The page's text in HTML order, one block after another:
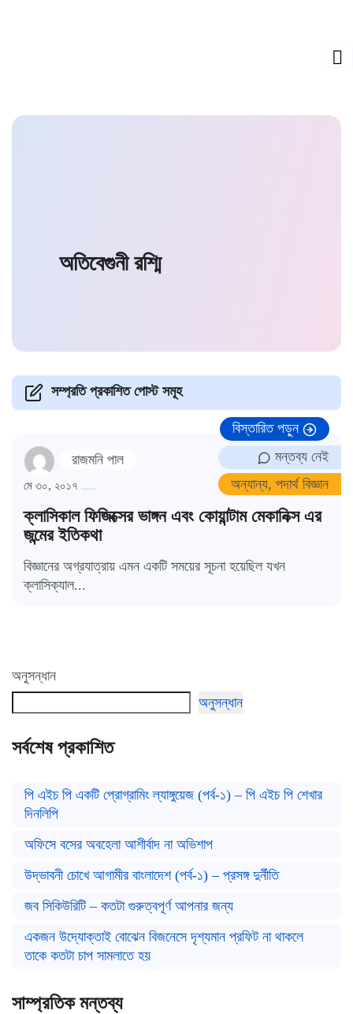
অতিবেগুনী রশ্মি
সম্প্রতি প্রকাশিত পোস্ট সমূহ
রাজমনি পাল
মন্তব্য নেই
অন্যান্য, পদার্থ বিজ্ঞান
বিস্তারিত পড়ুন
মে ৩০, ২০১৭
ক্লাসিকাল ফিজিক্সের ভাঙ্গন এবং কোয়ান্টাম মেকানিক্স এর
জন্মের ইতিকথা
বিজ্ঞানের অগ্রযাত্রায় এমন একটি সময়ের সূচনা হয়েছিল যখন
ক্লাসিক্যাল...
অনুসন্ধান
অনুসন্ধান
সর্বশেষ প্রকাশিত
পি এইচ পি একটি প্রোগ্রামিং ল্যাঙ্গুয়েজ (পর্ব-১) – পি এইচ পি শেখার
দিনলিপি
অফিসে বসের অবহেলা আশীর্বাদ না অভিশাপ
উদ্ভাবনী চোখে আগামীর বাংলাদেশ (পর্ব-১) – প্রসঙ্গ দুর্নীতি
জব সিকিউরিটি – কতটা গুরুত্বপূর্ণ আপনার জন্য
একজন উদ্যোক্তাই বোঝেন বিজনেসে দৃশ্যমান প্রফিট না থাকলে
তাকে কতটা চাপ সামলাতে হয়
সাম্প্রতিক মন্তব্য